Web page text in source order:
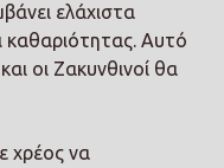
ελάχιστα
καθαριότητας. Αυτό
οι Ζακυνθινοί θα
χρέος να